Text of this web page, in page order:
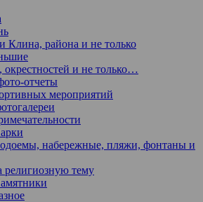
Клина, района и не только
и не только…
отчеты
мероприятий
набережные, пляжи, фонтаны и
религиозную тему